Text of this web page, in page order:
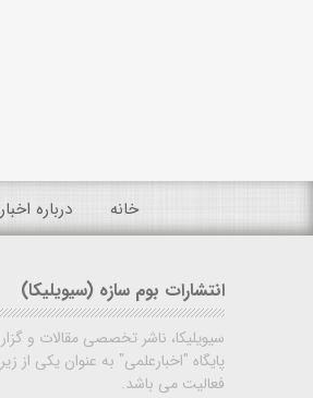
خانه درباره
انتشارات بوم سازه (سیویلیکا)
سیویلیکا، ناشر تخصصی مقالات و
پایگاه "اخبارعلمی" به عنوان یکی از
فعالیت می باشد.